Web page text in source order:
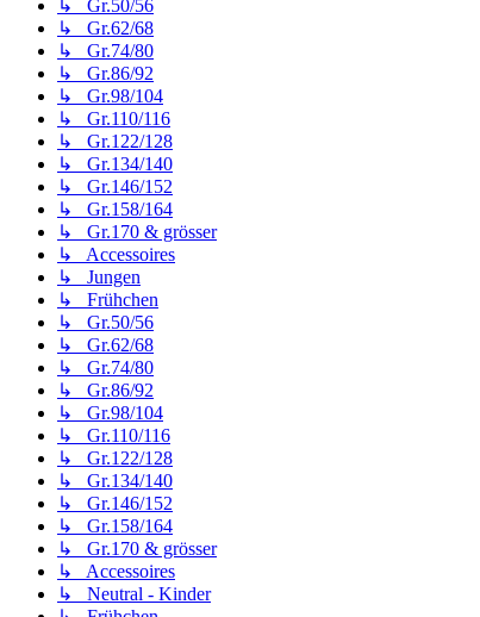
↳ Gr.50/56
↳ Gr.62/68
↳ Gr.74/80
↳ Gr.86/92
↳ Gr.98/104
↳ Gr.110/116
↳ Gr.122/128
↳ Gr.134/140
↳ Gr.146/152
↳ Gr.158/164
↳ Gr.170 & grösser
↳ Accessoires
↳ Jungen
↳ Frühchen
↳ Gr.50/56
↳ Gr.62/68
↳ Gr.74/80
↳ Gr.86/92
↳ Gr.98/104
↳ Gr.110/116
↳ Gr.122/128
↳ Gr.134/140
↳ Gr.146/152
↳ Gr.158/164
↳ Gr.170 & grösser
↳ Accessoires
↳ Neutral - Kinder